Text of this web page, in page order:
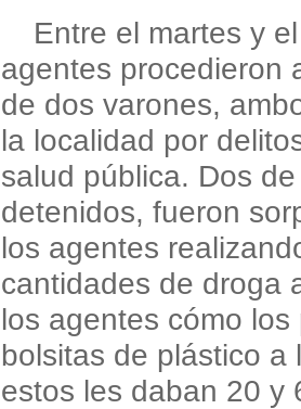
Entre el martes y
agentes procedieron
de dos varones,
la localidad por
salud pública. Dos
detenidos, fueron
los agentes
cantidades de droga
los agentes cómo
bolsitas de plástico
estos les daban 20 y